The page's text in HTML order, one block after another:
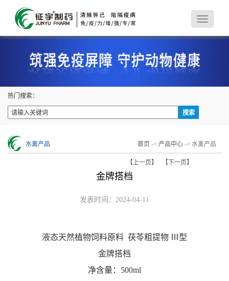
热门搜索：
首页 -> 产品中心 -> 水禽产品
水禽产品
【上一页】 【下一页】
金牌搭档
发表时间：2024-04-11
液态天然植物饲料原料 茯苓粗提物
Ⅲ型
金牌搭档
净含量： 500ml